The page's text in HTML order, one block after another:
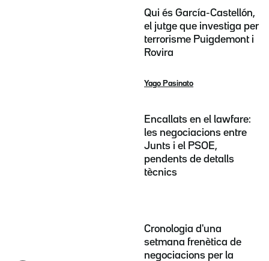
Qui és García-Castellón,
el jutge que investiga per
terrorisme Puigdemont i
Rovira
Yago Pasinato
Encallats en el lawfare:
les negociacions entre
Junts i el PSOE,
pendents de detalls
tècnics
Cronologia d'una
setmana frenètica de
negociacions per la